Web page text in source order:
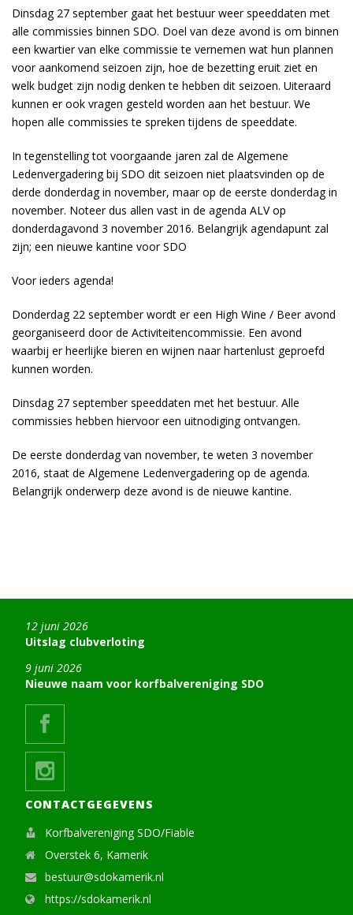
Dinsdag 27 september gaat het bestuur weer speeddaten met
alle commissies binnen SDO. Doel van deze avond is om binnen
een kwartier van elke commissie te vernemen wat hun plannen
voor aankomend seizoen zijn, hoe de bezetting eruit ziet en
welk budget zijn nodig denken te hebben dit seizoen. Uiteraard
kunnen er ook vragen gesteld worden aan het bestuur. We
hopen alle commissies te spreken tijdens de speeddate.
In tegenstelling tot voorgaande jaren zal de Algemene
Ledenvergadering bij SDO dit seizoen niet plaatsvinden op de
derde donderdag in november, maar op de eerste donderdag in
november. Noteer dus allen vast in de agenda ALV op
donderdagavond 3 november 2016. Belangrijk agendapunt zal
zijn; een nieuwe kantine voor SDO
Voor ieders agenda!
Donderdag 22 september wordt er een High Wine / Beer avond
georganiseerd door de Activiteitencommissie. Een avond
waarbij er heerlijke bieren en wijnen naar hartenlust geproefd
kunnen worden.
Dinsdag 27 september speeddaten met het bestuur. Alle
commissies hebben hiervoor een uitnodiging ontvangen.
De eerste donderdag van november, te weten 3 november
2016, staat de Algemene Ledenvergadering op de agenda.
Belangrijk onderwerp deze avond is de nieuwe kantine.
Uitslag clubverloting
12 juni 2026
Nieuwe naam voor korfbalvereniging SDO
9 juni 2026
CONTACTGEGEVENS
Korfbalvereniging SDO/Fiable
Overstek 6, Kamerik
bestuur@sdokamerik.nl
https://sdokamerik.nl